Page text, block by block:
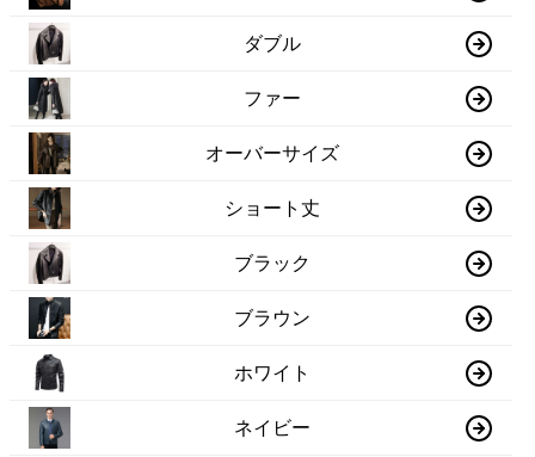
ダブル
ファー
オーバーサイズ
ショート丈
ブラック
ブラウン
ホワイト
ネイビー